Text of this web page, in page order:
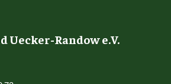
Uecker-Randow e.V.